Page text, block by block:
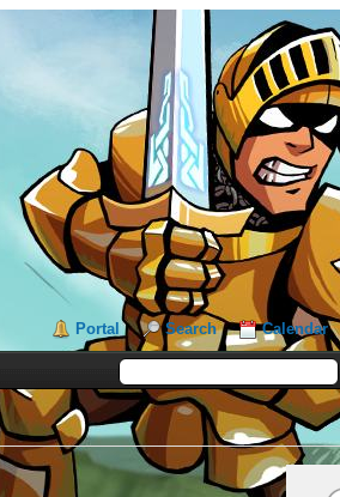
Portal Search Calendar